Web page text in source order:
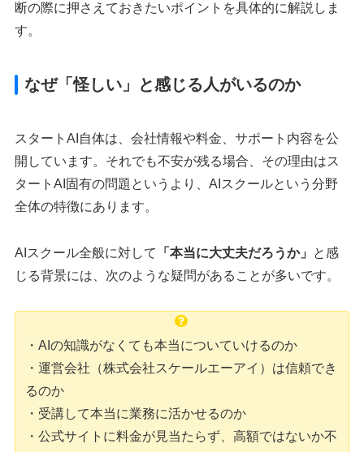
断の際に押さえておきたいポイントを具体的に解説しま
す。
なぜ「怪しい」と感じる人がいるのか
スタートAI自体は、会社情報や料金、サポート内容を公
開しています。それでも不安が残る場合、その理由はス
タートAI固有の問題というより、AIスクールという分野
全体の特徴にあります。
AIスクール全般に対して 「本当に大丈夫だろうか」
と感
じる背景には、次のような疑問があることが多いです。
・AIの知識がなくても本当についていけるのか
・運営会社（株式会社スケールエーアイ）は信頼でき
るのか
・受講して本当に業務に活かせるのか
・公式サイトに料金が見当たらず、高額ではないか不